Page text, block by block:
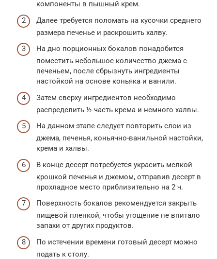
компоненты в пышный крем.
Далее требуется поломать на кусочки среднего
размера печенье и раскрошить халву.
На дно порционных бокалов понадобится
поместить небольшое количество джема с
печеньем, после сбрызнуть ингредиенты
настойкой на основе коньяка и ванили.
Затем сверху ингредиентов необходимо
распределить ½ часть крема и немного халвы.
На данном этапе следует повторить слои из
джема, печенья, коньячно-ванильной настойки,
крема и халвы.
В конце десерт потребуется украсить мелкой
крошкой печенья и джемом, отправив десерт в
прохладное место приблизительно на 2 ч.
Поверхность бокалов рекомендуется закрыть
пищевой пленкой, чтобы угощение не впитало
запахи от других продуктов.
По истечении времени готовый десерт можно
подать к столу.